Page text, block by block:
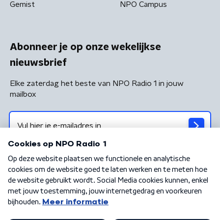
Gemist NPO Campus
Abonneer je op onze wekelijkse
nieuwsbrief
Elke zaterdag het beste van NPO Radio 1 in jouw
mailbox
Algemene voorwaarden Privacybeleid